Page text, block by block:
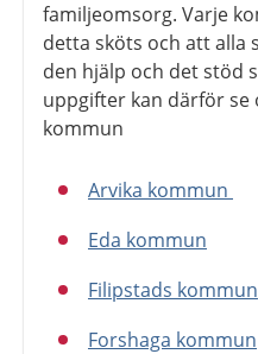
familjeomsorg. Varje
detta sköts och att alla
den hjälp och det stöd
uppgifter kan därför
kommun
Arvika kommun
Eda kommun
Filipstads kommun
Forshaga kommun